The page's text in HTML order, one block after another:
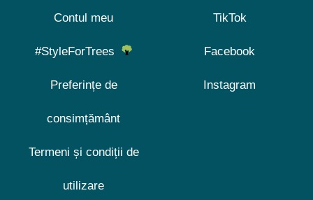
Contul meu
#StyleForTrees
Preferințe de
consimțământ
Termeni și condiții de
utilizare
TikTok
Facebook
Instagram